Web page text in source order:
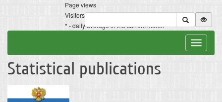
Page views
Visitors
* - daily average in the current month
Toggle
Statistical publications